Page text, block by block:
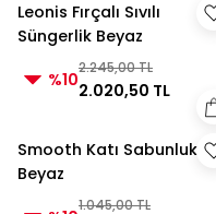
Leonis Fırçalı Sıvılı
Süngerlik Beyaz
%10
2.245,00 TL
2.020,50 TL
Smooth Katı Sabunluk
Beyaz
1.045,00 TL